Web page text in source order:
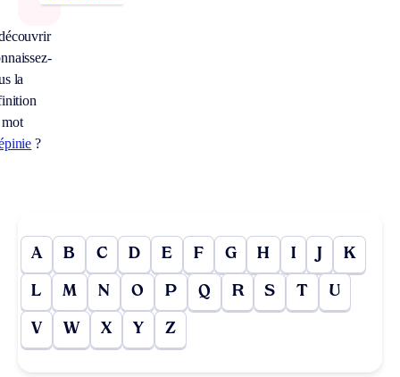
la
?
A B C D E F G H I J K
L M N O P Q R S T U
V W X Y Z